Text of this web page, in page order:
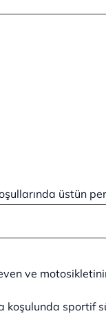
üstün
ve
koşulunda sportif